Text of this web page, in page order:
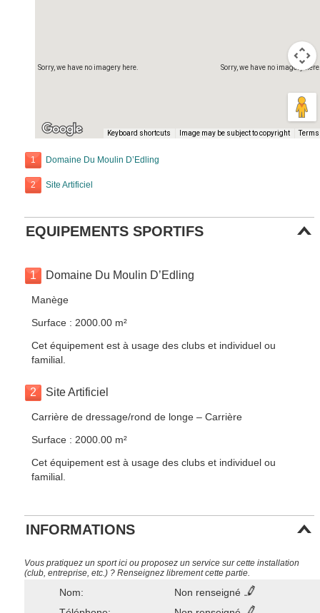
Sorry, we have no imagery
Sorry, we have no imagery here.
Keyboard shortcuts Image may be subject to copyright Terms
1 Domaine Du Moulin D’Edling
2 Site Artificiel
EQUIPEMENTS SPORTIFS
1 Domaine Du Moulin D’Edling
Manège
Surface : 2000.00 m²
Cet équipement est à usage des clubs et individuel ou
familial.
2 Site Artificiel
Carrière de dressage/rond de longe – Carrière
Surface : 2000.00 m²
Cet équipement est à usage des clubs et individuel ou
familial.
INFORMATIONS
Vous pratiquez un sport ici ou proposez un service sur cette installation
(club, entreprise, etc.) ? Renseignez librement cette partie.
Nom:
Non renseigné